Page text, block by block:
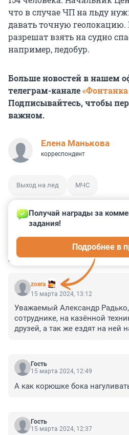
что в случае ЧП на льду
давать точную
разрешат взять на судно
например, ледобур.
Больше новостей в нашем
телеграм-канале«Фонтанка
Подписывайтесь, чтобы
важном.
Елена Манькова
корреспондент
Выход на лед МЧС
КОММЕНТАРИИ 21
zoera
Получай награды за
задания!
Подробнее в
15 марта 2024, 13:12
Уважаемый Александр
сотруднике, на казённой
друзей, а так же ездят на ней
отдельную плату ещё и
технику достают, опять за на
Гость
15 марта 2024, 12:49
А как корюшке бока
Гость
15 марта 2024, 12:37